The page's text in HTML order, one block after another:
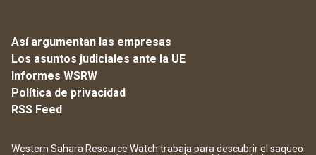
Así argumentan las empresas
Los asuntos judiciales ante la UE
Informes WSRW
Política de privacidad
RSS Feed
Western Sahara Resource Watch trabaja para descubrir el saqueo